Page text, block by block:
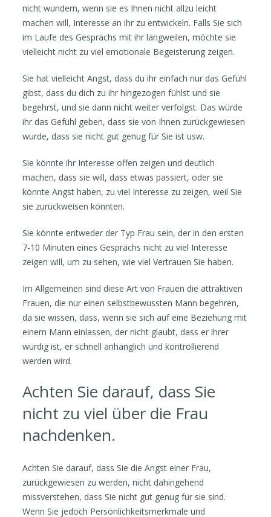
nicht wundern, wenn sie es Ihnen nicht allzu leicht
machen will, Interesse an ihr zu entwickeln. Falls Sie sich
im Laufe des Gesprächs mit ihr langweilen, möchte sie
vielleicht nicht zu viel emotionale Begeisterung zeigen.
Sie hat vielleicht Angst, dass du ihr einfach nur das Gefühl
gibst, dass du dich zu ihr hingezogen fühlst und sie
begehrst, und sie dann nicht weiter verfolgst. Das würde
ihr das Gefühl geben, dass sie von Ihnen zurückgewiesen
wurde, dass sie nicht gut genug für Sie ist usw.
Sie könnte ihr Interesse offen zeigen und deutlich
machen, dass sie will, dass etwas passiert, oder sie
könnte Angst haben, zu viel Interesse zu zeigen, weil Sie
sie zurückweisen könnten.
Sie könnte entweder der Typ Frau sein, der in den ersten
7-10 Minuten eines Gesprächs nicht zu viel Interesse
zeigen will, um zu sehen, wie viel Vertrauen Sie haben.
Im Allgemeinen sind diese Art von Frauen die attraktiven
Frauen, die nur einen selbstbewussten Mann begehren,
da sie wissen, dass, wenn sie sich auf eine Beziehung mit
einem Mann einlassen, der nicht glaubt, dass er ihrer
würdig ist, er schnell anhänglich und kontrollierend
werden wird.
Achten Sie darauf, dass Sie
nicht zu viel über die Frau
nachdenken.
Achten Sie darauf, dass Sie die Angst einer Frau,
zurückgewiesen zu werden, nicht dahingehend
missverstehen, dass Sie nicht gut genug für sie sind.
Wenn Sie jedoch Persönlichkeitsmerkmale und